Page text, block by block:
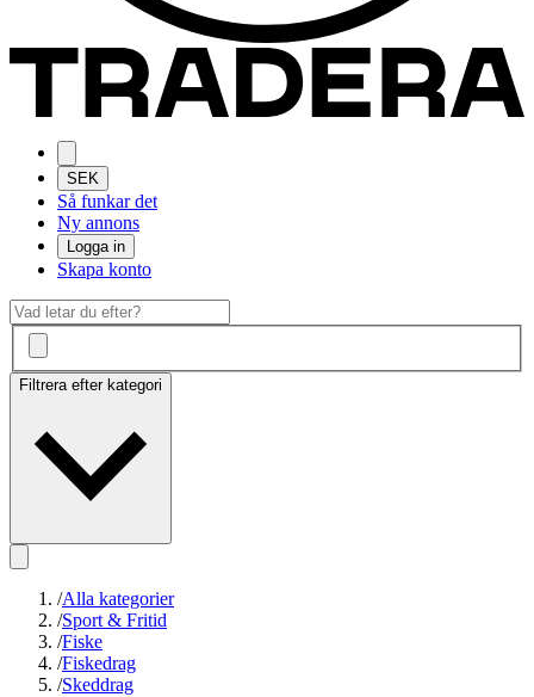
SEK
Så funkar det
Ny annons
Logga in
Skapa konto
Filtrera efter kategori
/Alla kategorier
/Sport & Fritid
/Fiske
/Fiskedrag
/Skeddrag